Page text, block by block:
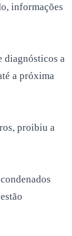
informações
diagnósticos a
a próxima
proibiu a